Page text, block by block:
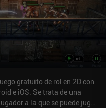
gratuito de rol en 2D con
e iOS. Se trata de una
a la que se puede jugar